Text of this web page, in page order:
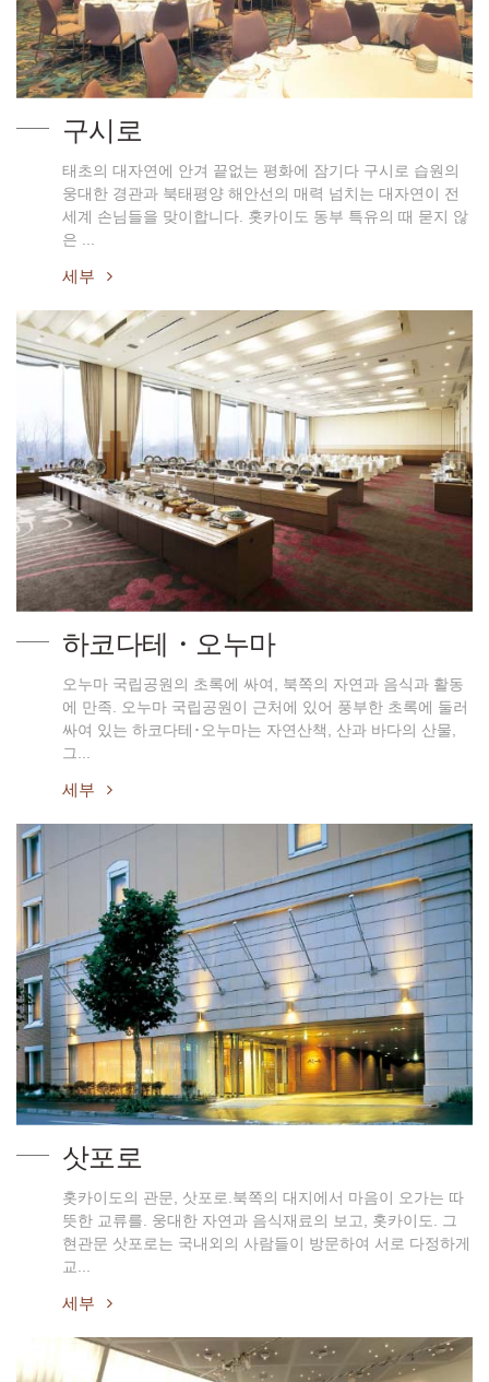
구시로
태초의 대자연에 안겨 끝없는 평화에 잠기다 구시로 습원의
웅대한 경관과 북태평양 해안선의 매력 넘치는 대자연이 전
세계 손님들을 맞이합니다. 홋카이도 동부 특유의 때 묻지 않
은 ...
세부
하코다테・오누마
오누마 국립공원의 초록에 싸여, 북쪽의 자연과 음식과 활동
에 만족. 오누마 국립공원이 근처에 있어 풍부한 초록에 둘러
싸여 있는 하코다테･오누마는 자연산책, 산과 바다의 산물,
그...
세부
삿포로
홋카이도의 관문, 삿포로.북쪽의 대지에서 마음이 오가는 따
뜻한 교류를. 웅대한 자연과 음식재료의 보고, 홋카이도. 그
현관문 삿포로는 국내외의 사람들이 방문하여 서로 다정하게
교...
세부